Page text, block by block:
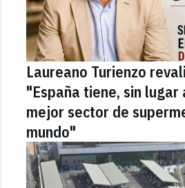
Laureano Turienzo
"España tiene, sin lugar
mejor sector de
mundo"